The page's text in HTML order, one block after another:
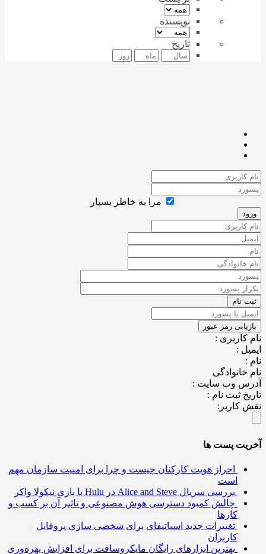
نویسنده
تاریخ
مرا به خاطر بسپار
:
:
وب سایت :
ثبت نام :
کاربر:
پست ها
احراز هویت کارکنان چیست و چرا برای امنیت سازمان مهم
بررسی سریال Alice and Steve در Hulu با بازی نیکولا واکر
چالش کمبود دسترسی هوش مصنوعی و تاثیر آن بر کسب و
کارها
تغییرات جدید اسپاتیفای برای شخصی سازی پروفایل
کاربران
بهترین ابزارهای رایگان مایکروسافت برای افزایش بهره‌وری